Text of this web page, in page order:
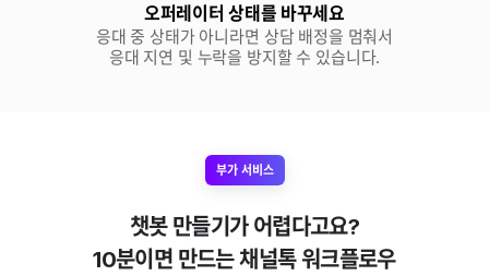
오퍼레이터 상태를 바꾸세요
응대 중 상태가 아니라면 상담 배정을 멈춰서
응대 지연 및 누락을 방지할 수 있습니다.
부가 서비스
챗봇 만들기가 어렵다고요?
10분이면 만드는 채널톡 워크플로우